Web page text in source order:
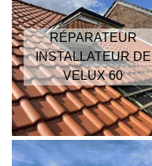
RÉPARATEUR
INSTALLATEUR DE
VELUX 60